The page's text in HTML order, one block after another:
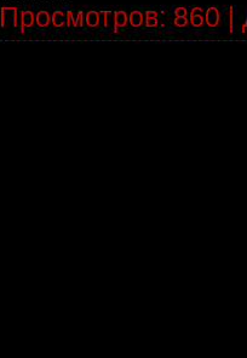
Просмотров: 860